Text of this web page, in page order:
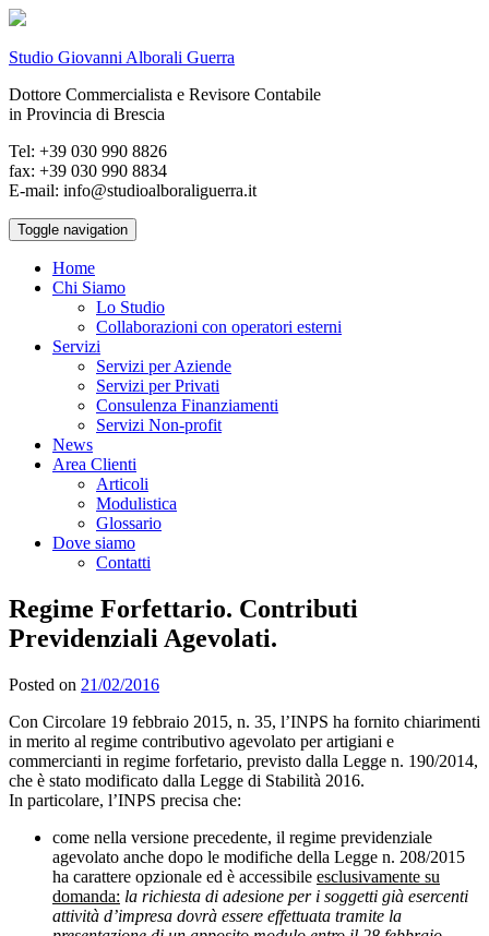
Studio Giovanni Alborali Guerra
Dottore Commercialista e Revisore Contabile
in Provincia di Brescia
Tel: +39 030 990 8826
fax: +39 030 990 8834
E-mail: info@studioalboraliguerra.it
Toggle navigation
Home
Chi Siamo
Lo Studio
Collaborazioni con operatori esterni
Servizi
Servizi per Aziende
Servizi per Privati
Consulenza Finanziamenti
Servizi Non-profit
News
Area Clienti
Articoli
Modulistica
Glossario
Dove siamo
Contatti
Regime Forfettario. Contributi
Previdenziali Agevolati.
Posted on 21/02/2016
Con Circolare 19 febbraio 2015, n. 35, l’INPS ha fornito chiarimenti
in merito al regime contributivo agevolato per artigiani e
commercianti in regime forfetario, previsto dalla Legge n. 190/2014,
che è stato modificato dalla Legge di Stabilità 2016.
In particolare, l’INPS precisa che:
come nella versione precedente, il regime previdenziale
agevolato anche dopo le modifiche della Legge n. 208/2015
ha carattere opzionale ed è accessibile esclusivamente su
domanda: la richiesta di adesione per i soggetti già esercenti
attività d’impresa dovrà essere effettuata tramite la